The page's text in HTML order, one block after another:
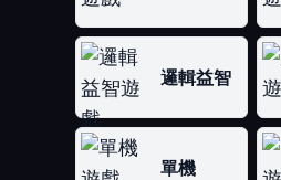
邏輯益智
單機